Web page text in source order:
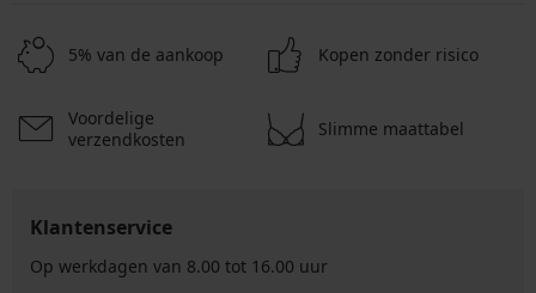
5% van de aankoop Kopen zonder risico
Voordelige
verzendkosten
Slimme maattabel
Klantenservice
Op werkdagen van 8.00 tot 16.00 uur